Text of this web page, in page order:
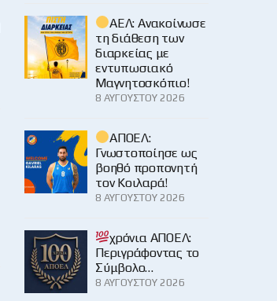
ΑΕΛ: Ανακοίνωσε
τη διάθεση των
διαρκείας με
εντυπωσιακό
Μαγνητοσκόπιο!
8 ΑΥΓΟΎΣΤΟΥ 2026
ΑΠΟΕΛ:
Γνωστοποίησε ως
βοηθό προπονητή
τον Κοιλαρά!
8 ΑΥΓΟΎΣΤΟΥ 2026
χρόνια ΑΠΟΕΛ:
Περιγράφοντας το
Σύμβολο…
8 ΑΥΓΟΎΣΤΟΥ 2026